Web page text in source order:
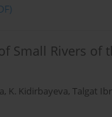
Small Rivers of
, K. Kidirbayeva, Talgat